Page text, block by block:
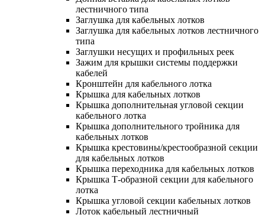
лестничного типа
Заглушка для кабельных лотков
Заглушка для кабельных лотков лестничного
типа
Заглушки несущих и профильных реек
Зажим для крышки системы поддержки
кабелей
Кронштейн для кабельного лотка
Крышка для кабельных лотков
Крышка дополнительная угловой секции
кабельного лотка
Крышка дополнительного тройника для
кабельных лотков
Крышка крестовины/крестообразной секции
для кабельных лотков
Крышка переходника для кабельных лотков
Крышка Т-образной секции для кабельного
лотка
Крышка угловой секции кабельных лотков
Лоток кабельный лестничный